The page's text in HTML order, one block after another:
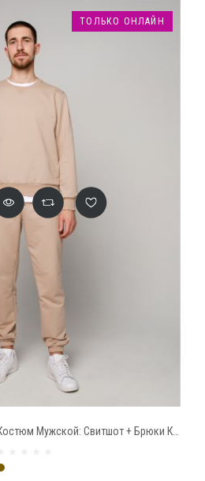
ТОЛЬКО ОНЛАЙН
Какао